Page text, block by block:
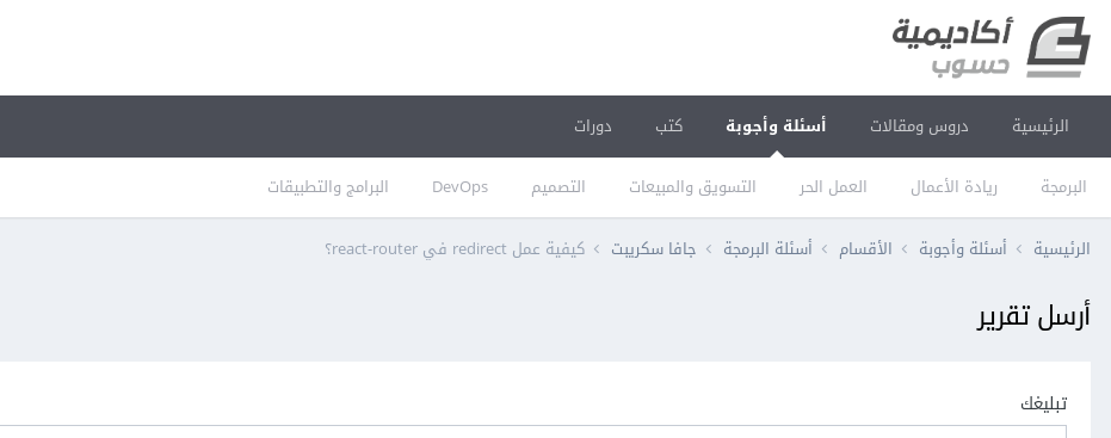
الرئيسية دروس ومقالات أسئلة وأجوبة
البرمجة ريادة الأعمال العمل الحر التسويق والمبيعات التصميم DevOps البرامج والتطبيقات
كتب دورات
الرئيسية أسئلة وأجوبة الأقسام أسئلة البرمجة جافا سكريبت كيفية عمل redirect في react-router؟
أرسل تقرير
تبليغك